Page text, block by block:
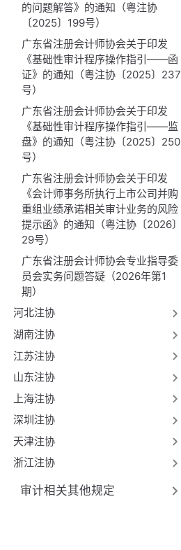
的问题解答》的通知（粤注协
〔2025〕199号）
广东省注册会计师协会关于印发
《基础性审计程序操作指引——函
证》的通知（粤注协〔2025〕237
号）
广东省注册会计师协会关于印发
《基础性审计程序操作指引——监
盘》的通知（粤注协〔2025〕250
号）
广东省注册会计师协会关于印发
《会计师事务所执行上市公司并购
重组业绩承诺相关审计业务的风险
提示函》的通知（粤注协〔2026〕
29号）
广东省注册会计师协会专业指导委
员会实务问题答疑（2026年第1
期）
河北注协
湖南注协
江苏注协
山东注协
上海注协
深圳注协
天津注协
浙江注协
审计相关其他规定